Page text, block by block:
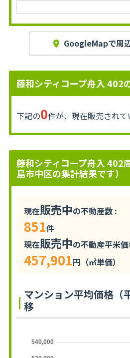
GoogleMapで周
藤和シティコープ舟入 402
下記の0件が、現在販売されて
藤和シティコープ舟入 402
島市中区の集計結果です）
現在販売中の不動産数 :
851件
現在販売中の不動産平米
457,901円（㎡単価）
マンション平均価格（
移
540,000